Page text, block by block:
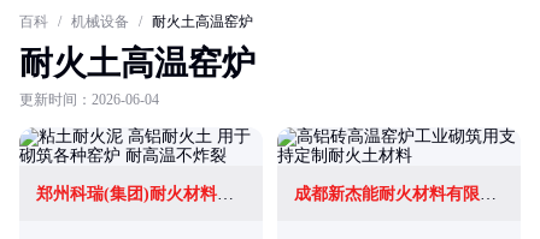
百科 / 机械设备 / 耐火土高温窑炉
耐火土高温窑炉
更新时间：2026-06-04
郑州科瑞(集团)耐火材料有限公司 成都新杰能耐火材料有限公司